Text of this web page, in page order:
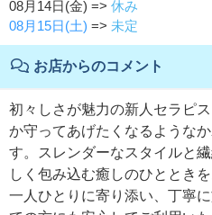
08月14日(金) => 休み
08月15日(土) => 未定
お店からのコメント
初々しさが魅力の新人セラピ
か守ってあげたくなるような
す。スレンダーなスタイルと
しく包み込む癒しのひととき
一人ひとりに寄り添い、丁寧